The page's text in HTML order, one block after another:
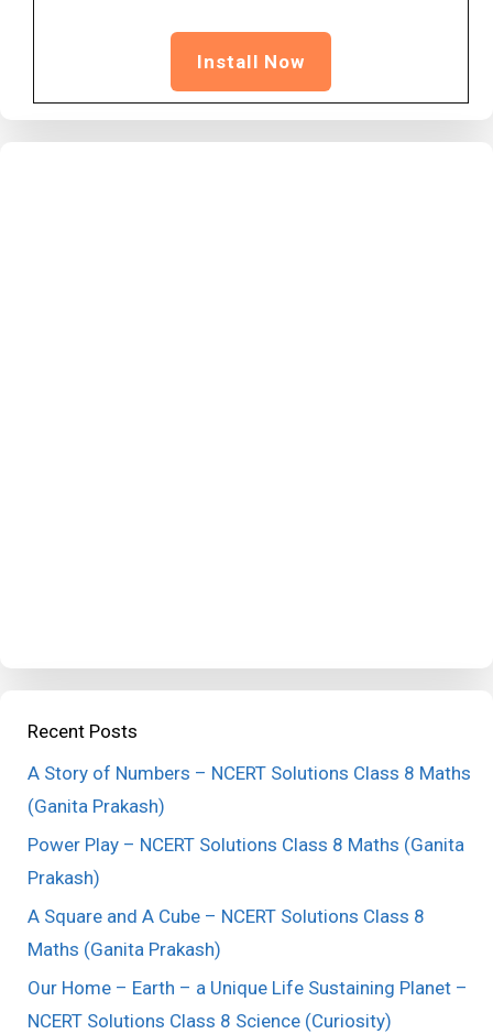
Install Now
Recent Posts
A Story of Numbers – NCERT Solutions Class 8 Maths
(Ganita Prakash)
Power Play – NCERT Solutions Class 8 Maths (Ganita
Prakash)
A Square and A Cube – NCERT Solutions Class 8
Maths (Ganita Prakash)
Our Home – Earth – a Unique Life Sustaining Planet –
NCERT Solutions Class 8 Science (Curiosity)